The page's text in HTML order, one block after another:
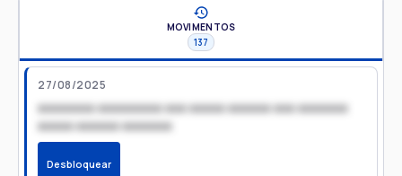
MOVIMENTOS
137
27/08/2025
xxxxxxxx xxxxxxxxx xxx xxxxx xxxxxx xxx xxxxxxx
xxxxx xxxxxx xxxxxxx
Desbloquear